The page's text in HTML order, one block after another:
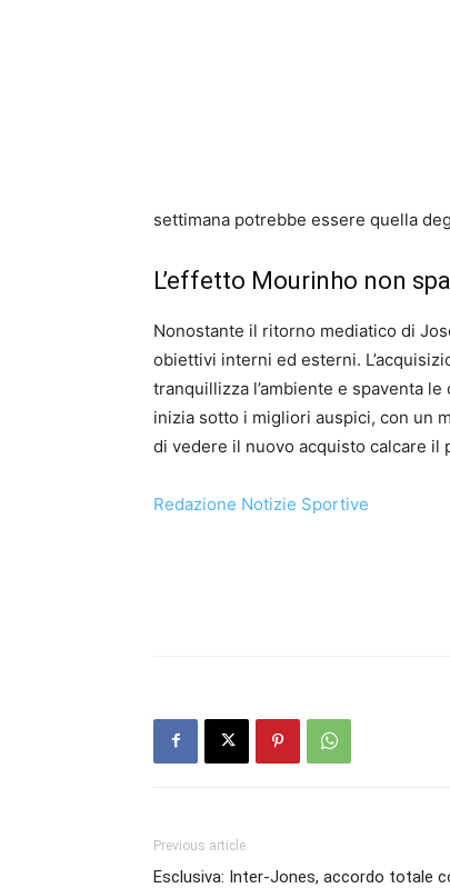
settimana potrebbe essere quella
L’effetto Mourinho non
Nonostante il ritorno mediatico di
obiettivi interni ed esterni.
tranquillizza l’ambiente e spaventa
inizia sotto i migliori auspici, con un
di vedere il nuovo acquisto calcare il
Redazione Notizie Sportive
Previous article
Esclusiva: Inter-Jones, accordo totale